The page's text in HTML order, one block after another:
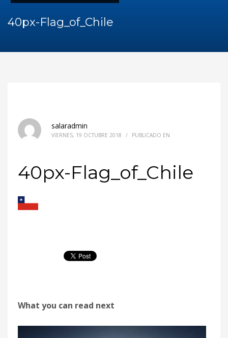
40px-Flag_of_Chile
salaradmin
VIERNES, 19 OCTUBRE 2018 / PUBLICADO EN
40px-Flag_of_Chile
What you can read next